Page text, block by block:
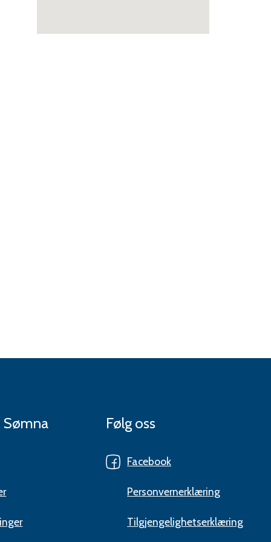
e
Sømna Følg oss
Facebook
Personvernerklæring
Tilgjengelighetserklæring